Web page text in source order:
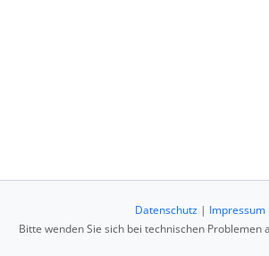
Datenschutz | Impressum
Bitte wenden Sie sich bei technischen Problemen